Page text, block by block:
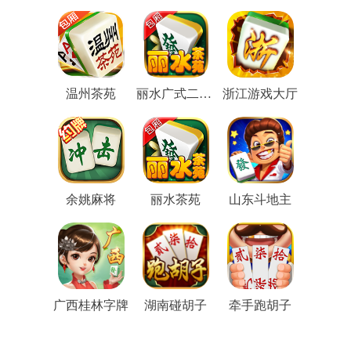
温州茶苑 丽水广式二人麻将 浙江游戏大厅
余姚麻将 丽水茶苑 山东斗地主
广西桂林字牌 湖南碰胡子 牵手跑胡子